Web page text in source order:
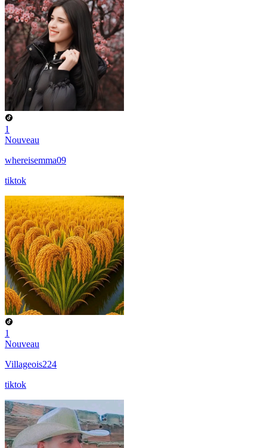
1
Nouveau
whereisemma09
tiktok
1
Nouveau
Villageois224
tiktok